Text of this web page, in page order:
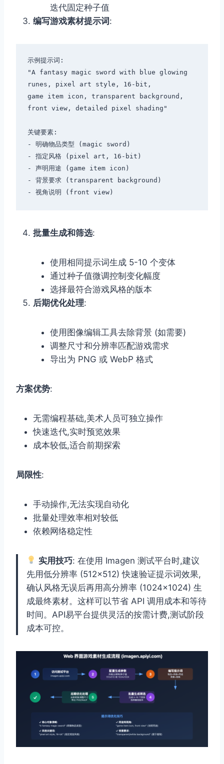
迭代固定种子值
编写游戏素材提示词:
示例提示词:
"A fantasy magic sword with blue glowing
runes, pixel art style, 16-bit,
game item icon, transparent background,
front view, detailed pixel shading"
关键要素:
- 明确物品类型 (magic sword)
- 指定风格 (pixel art, 16-bit)
- 声明用途 (game item icon)
- 背景要求 (transparent background)
批量生成和筛选:
使用相同提示词生成 5-10 个变体
通过种子值微调控制变化幅度
选择最符合游戏风格的版本
后期优化处理:
使用图像编辑工具去除背景 (如需要)
调整尺寸和分辨率匹配游戏需求
导出为 PNG 或 WebP 格式
方案优势:
无需编程基础,美术人员可独立操作
快速迭代,实时预览效果
成本较低,适合前期探索
局限性:
手动操作,无法实现自动化
批量处理效率相对较低
依赖网络稳定性
实用技巧: 在使用 Imagen 测试平台时,建议
先用低分辨率 (512×512) 快速验证提示词效果,
确认风格无误后再用高分辨率 (1024×1024) 生
成最终素材。这样可以节省 API 调用成本和等待
时间。API易平台提供灵活的按需计费,测试阶段
成本可控。